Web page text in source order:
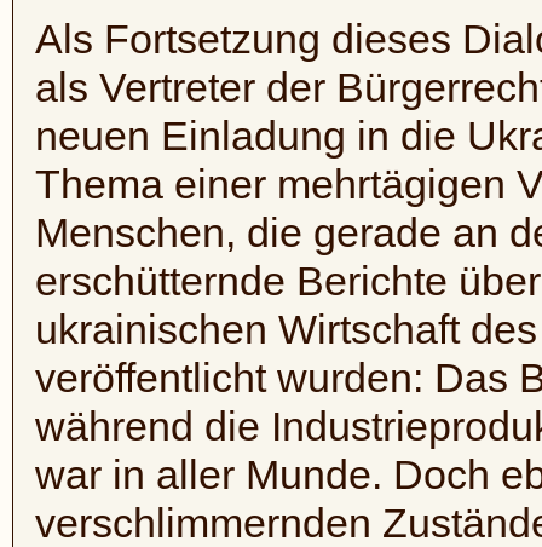
Als Fortsetzung dieses
als Vertreter der
neuen Einladung in die
Thema einer mehrtägigen
Menschen, die gerade an
erschütternde Berichte
ukrainischen Wirtschaft
veröffentlicht wurden: Das
während die
war in aller Munde. Doch
verschlimmernden